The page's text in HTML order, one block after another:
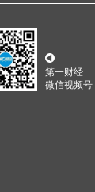
第一财经
微信视频号